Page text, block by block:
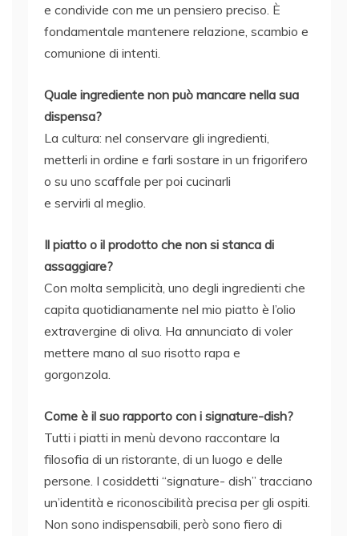
e condivide con me un pensiero preciso. È
fondamentale mantenere relazione, scambio e
comunione di intenti.
Quale ingrediente non può mancare nella sua
dispensa?
La cultura: nel conservare gli ingredienti,
metterli in ordine e farli sostare in un frigorifero
o su uno scaffale per poi cucinarli
e servirli al meglio.
Il piatto o il prodotto che non si stanca di
assaggiare?
Con molta semplicità, uno degli ingredienti che
capita quotidianamente nel mio piatto è l’olio
extravergine di oliva. Ha annunciato di voler
mettere mano al suo risotto rapa e
gorgonzola.
Come è il suo rapporto con i signature-dish?
Tutti i piatti in menù devono raccontare la
filosofia di un ristorante, di un luogo e delle
persone. I cosiddetti “signature- dish” tracciano
un’identità e riconoscibilità precisa per gli ospiti.
Non sono indispensabili, però sono fiero di